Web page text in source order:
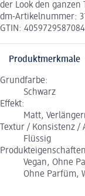
der Look den ganzen
dm-Artikelnummer:
GTIN: 4059729587084
Produktmerkmale
Grundfarbe:
Schwarz
Effekt:
Matt,
Textur / Konsistenz /
Flüssig
Vegan, Ohne
Ohne Parfüm,